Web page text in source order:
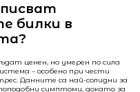
билки в
ценен, но умерен по сила
– особено при чести
Данните са най-солидни за
симптоми, докато за